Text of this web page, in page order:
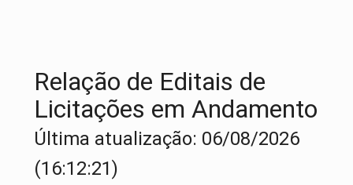
Relação de Editais de
Licitações em Andamento
Última atualização: 06/08/2026
(16:12:21)